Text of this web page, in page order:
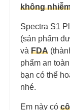
không
Spectra S1
(sản phẩm
và FDA
phẩm an
bạn có thể
nhé.
Em này có